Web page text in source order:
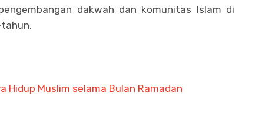
dakwah dan komunitas Islam di
Hidup Muslim selama Bulan Ramadan